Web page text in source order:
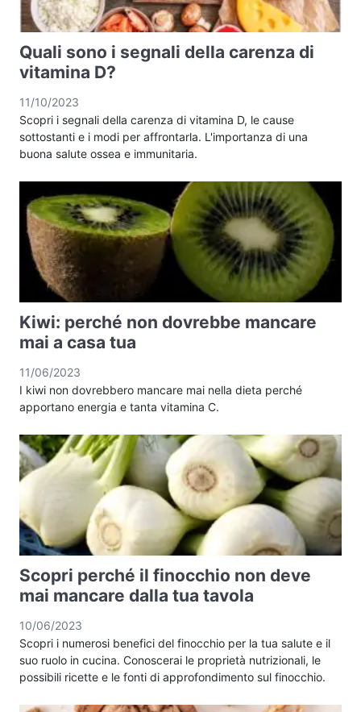
Quali sono i segnali della carenza di
vitamina D?
11/10/2023
Scopri i segnali della carenza di vitamina D, le cause
sottostanti e i modi per affrontarla. L'importanza di una
buona salute ossea e immunitaria.
Kiwi: perché non dovrebbe mancare
mai a casa tua
11/06/2023
I kiwi non dovrebbero mancare mai nella dieta perché
apportano energia e tanta vitamina C.
Scopri perché il finocchio non deve
mai mancare dalla tua tavola
10/06/2023
Scopri i numerosi benefici del finocchio per la tua salute e il
suo ruolo in cucina. Conoscerai le proprietà nutrizionali, le
possibili ricette e le fonti di approfondimento sul finocchio.